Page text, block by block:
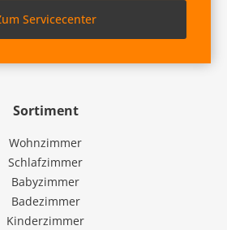
Sortiment
Wohnzimmer
Schlafzimmer
Babyzimmer
Badezimmer
Kinderzimmer
Servicecenter